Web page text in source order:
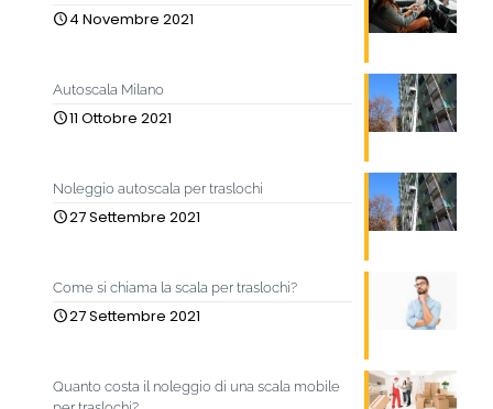
4 Novembre 2021
Autoscala Milano
11 Ottobre 2021
Noleggio autoscala per traslochi
27 Settembre 2021
Come si chiama la scala per traslochi?
27 Settembre 2021
Quanto costa il noleggio di una scala mobile